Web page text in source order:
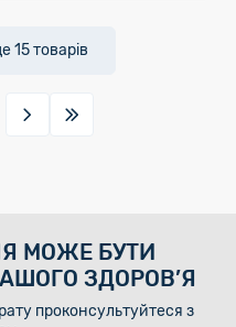
15товарів
МОЖЕ БУТИ
ЗДОРОВ’Я
проконсультуйтеся з